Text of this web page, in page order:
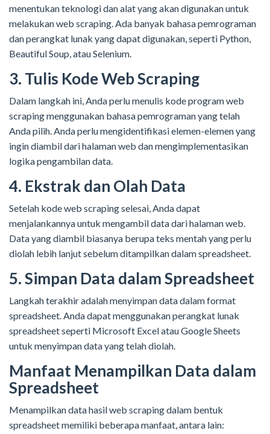
menentukan teknologi dan alat yang akan digunakan untuk
melakukan web scraping. Ada banyak bahasa pemrograman
dan perangkat lunak yang dapat digunakan, seperti Python,
Beautiful Soup, atau Selenium.
3. Tulis Kode Web Scraping
Dalam langkah ini, Anda perlu menulis kode program web
scraping menggunakan bahasa pemrograman yang telah
Anda pilih. Anda perlu mengidentifikasi elemen-elemen yang
ingin diambil dari halaman web dan mengimplementasikan
logika pengambilan data.
4. Ekstrak dan Olah Data
Setelah kode web scraping selesai, Anda dapat
menjalankannya untuk mengambil data dari halaman web.
Data yang diambil biasanya berupa teks mentah yang perlu
diolah lebih lanjut sebelum ditampilkan dalam spreadsheet.
5. Simpan Data dalam Spreadsheet
Langkah terakhir adalah menyimpan data dalam format
spreadsheet. Anda dapat menggunakan perangkat lunak
spreadsheet seperti Microsoft Excel atau Google Sheets
untuk menyimpan data yang telah diolah.
Manfaat Menampilkan Data dalam
Spreadsheet
Menampilkan data hasil web scraping dalam bentuk
spreadsheet memiliki beberapa manfaat, antara lain: